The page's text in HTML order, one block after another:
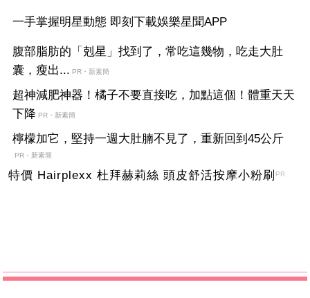
一手掌握明星動態 即刻下載娛樂星聞APP
腹部脂肪的「剋星」找到了，常吃這幾物，吃走大肚
囊，瘦出... PR・新素簡
超神減肥神器！橘子不要直接吃，加點這個！體重天天
下降 PR・新素簡
檸檬加它，堅持一週大肚腩不見了，重新回到45公斤
PR・新素簡
特價 Hairplexx 杜拜赫莉絲 頭皮舒活按摩小粉刷 PR